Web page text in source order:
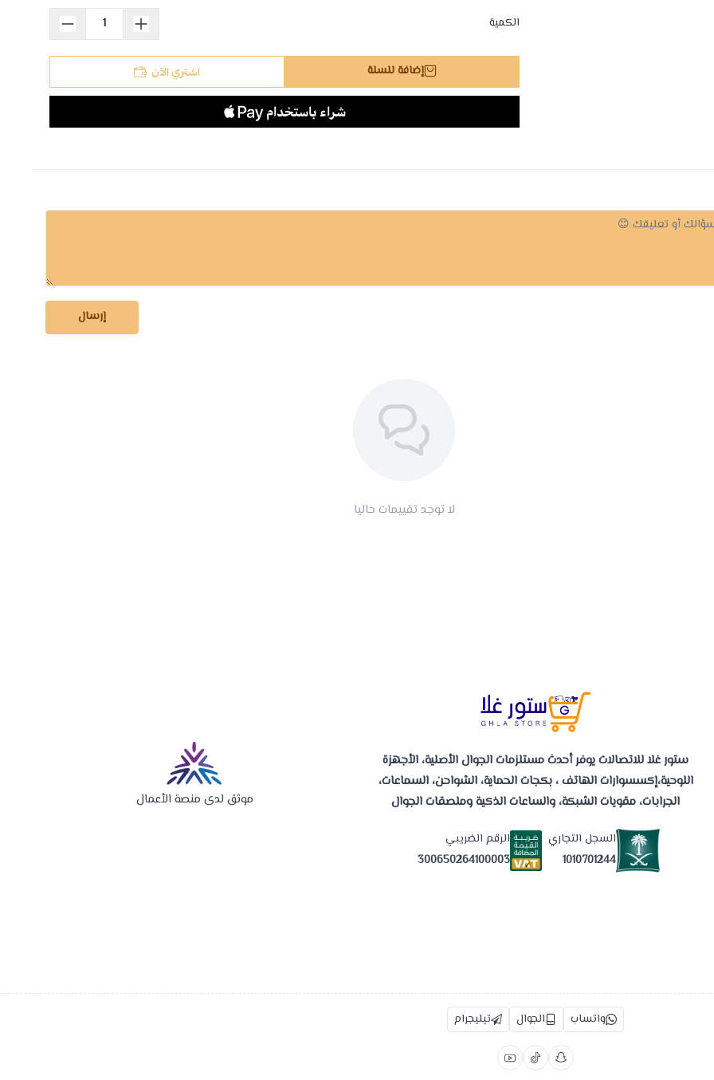
الكمية
إضافة للسلة اشتري الآن
إرسال
لا توجد تقييمات حاليا
ستور غلا للاتصالات يوفر أحدث مستلزمات الجوال الأصلية، الأجهزة
اللوحية،إكسسوارات الهاتف ، بكجات الحماية، الشواحن، السماعات،
الجرابات، مقويات الشبكة، والساعات الذكية وملصقات الجوال
السجل التجاري
1010701244
الرقم الضريبي
300650264100003
موثق لدى منصة الأعمال
واتساب الجوال تيليجرام